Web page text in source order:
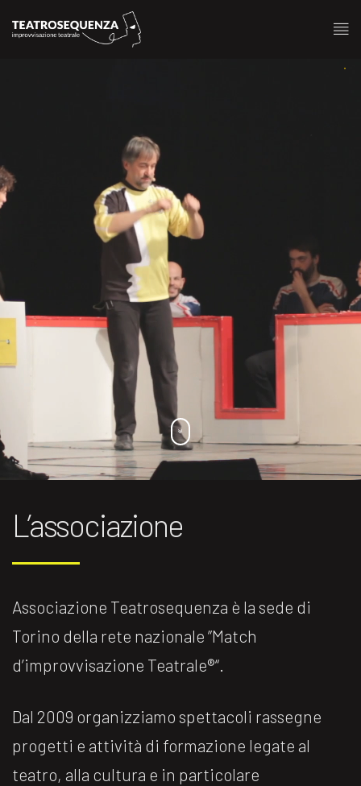
L’associazione
Associazione Teatrosequenza è la sede di
Torino della rete nazionale ”Match
d’improvvisazione Teatrale®️“.
Dal 2009 organizziamo spettacoli rassegne
progetti e attività di formazione legate al
teatro, alla cultura e in particolare